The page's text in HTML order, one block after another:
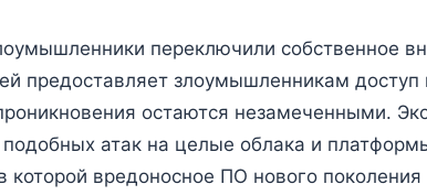
переключили собственное
предоставляет злоумышленникам доступ
остаются незамеченными.
атак на целые облака и
вредоносное ПО нового поколения